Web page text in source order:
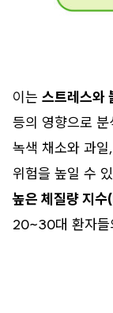
이는 스트레스와
등의 영향으로
녹색 채소와 과
위험을 높일 수
높은 체질량 지
20~30대 환자들